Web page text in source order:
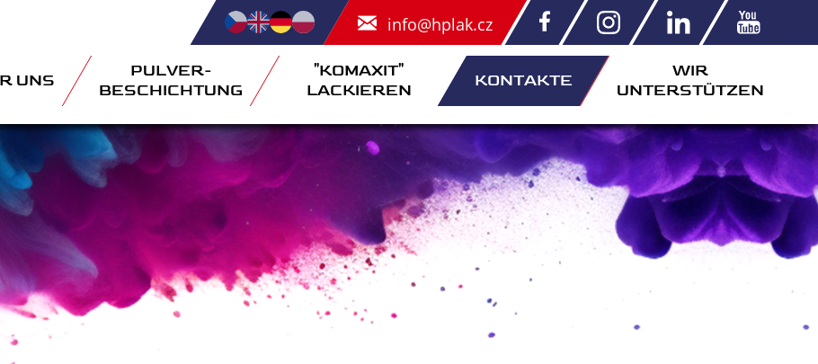
info@hplak.cz
UNS
PULVER-
BESCHICHTUNG
"KOMAXIT"
LACKIEREN
KONTAKTE
WIR
UNTERSTÜTZEN